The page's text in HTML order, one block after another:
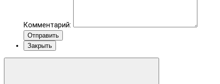
Комментарий:
Отправить
Закрыть